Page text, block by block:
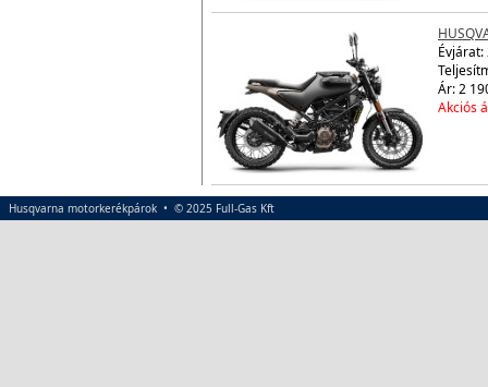
Évjárat:
Ár: 2
Akciós
Husqvarna motorkerékpárok • © 2025 Full-Gas Kft